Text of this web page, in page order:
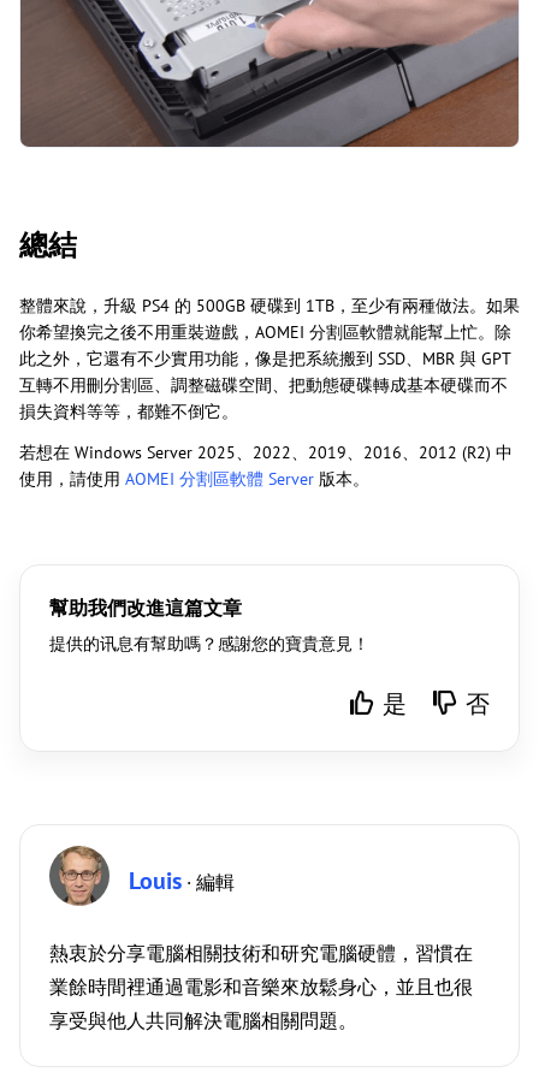
總結
整體來說，升級 PS4 的 500GB 硬碟到 1TB，至少有兩種做法。如果
你希望換完之後不用重裝遊戲，AOMEI 分割區軟體就能幫上忙。除
此之外，它還有不少實用功能，像是把系統搬到 SSD、MBR 與 GPT
互轉不用刪分割區、調整磁碟空間、把動態硬碟轉成基本硬碟而不
損失資料等等，都難不倒它。
若想在 Windows Server 2025、2022、2019、2016、2012 (R2) 中
使用，請使用 AOMEI 分割區軟體 Server 版本。
幫助我們改進這篇文章
提供的讯息有幫助嗎？感謝您的寶貴意見！
是 否
Louis · 編輯
熱衷於分享電腦相關技術和研究電腦硬體，習慣在
業餘時間裡通過電影和音樂來放鬆身心，並且也很
享受與他人共同解決電腦相關問題。